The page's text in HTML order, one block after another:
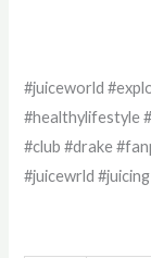
#juiceworld
#healthylifestyle
#club #drake
#juicewrld #juicing